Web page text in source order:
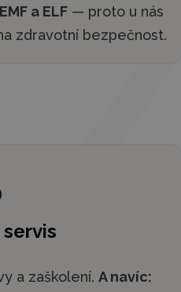
a ELF — proto u nás
zdravotní bezpečnost.
a zaškolení.A navíc: